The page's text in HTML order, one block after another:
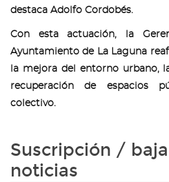
destaca Adolfo Cordobés.
Con esta actuación, la
Ayuntamiento de La Laguna
la mejora del entorno urbano,
recuperación de espacios
colectivo.
Suscripción /
noticias